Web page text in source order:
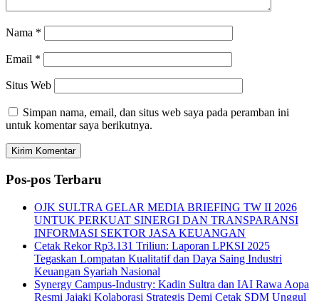
Nama *
Email *
Situs Web
Simpan nama, email, dan situs web saya pada peramban ini
untuk komentar saya berikutnya.
Pos-pos Terbaru
OJK SULTRA GELAR MEDIA BRIEFING TW II 2026
UNTUK PERKUAT SINERGI DAN TRANSPARANSI
INFORMASI SEKTOR JASA KEUANGAN
Cetak Rekor Rp3.131 Triliun: Laporan LPKSI 2025
Tegaskan Lompatan Kualitatif dan Daya Saing Industri
Keuangan Syariah Nasional
Synergy Campus-Industry: Kadin Sultra dan IAI Rawa Aopa
Resmi Jajaki Kolaborasi Strategis Demi Cetak SDM Unggul